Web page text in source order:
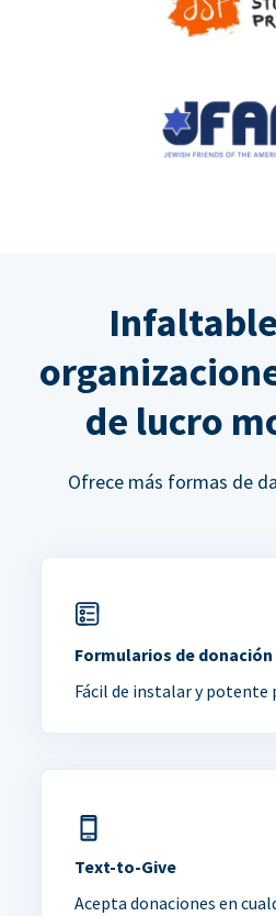
de lucro
Ofrece más formas de
Formularios de donación
Fácil de instalar y potente
Text-to-Give
Acepta donaciones en